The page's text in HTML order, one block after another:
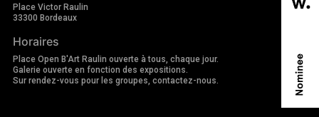
Place Victor Raulin
33300 Bordeaux
Horaires
Place Open B'Art Raulin ouverte à tous, chaque jour.
Galerie ouverte en fonction des expositions.
Sur rendez-vous pour les groupes, contactez-nous.